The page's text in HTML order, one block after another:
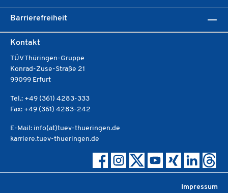
Barrierefreiheit
Kontakt
TÜV Thüringen-Gruppe
Konrad-Zuse-Straße 21
99099 Erfurt
Tel.: +49 (361) 4283-333
Fax: +49 (361) 4283-242
E-Mail: info(at)tuev-thueringen.de
karriere.tuev-thueringen.de
Impressum